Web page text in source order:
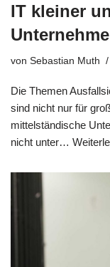
IT kleiner
von Sebastian Muth
Die Themen
sind nicht nur für
mittelständische
nicht unter…